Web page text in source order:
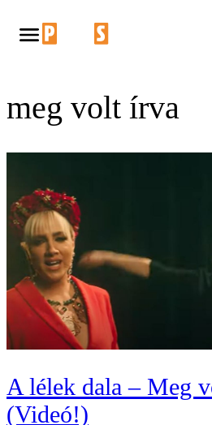
meg volt írva
A lélek dala – Meg
(Videó!)